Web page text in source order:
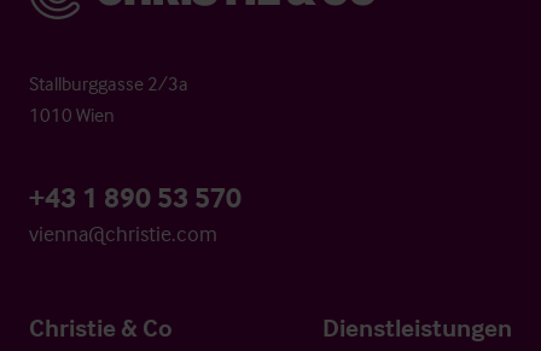
Stallburggasse 2/3a
1010 Wien
+43 1 890 53 570
vienna@christie.com
Christie & Co Dienstleistungen